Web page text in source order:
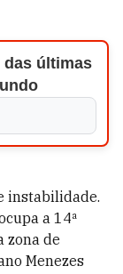
das últimas
instabilidade.
a 14ª
zona de
Menezes